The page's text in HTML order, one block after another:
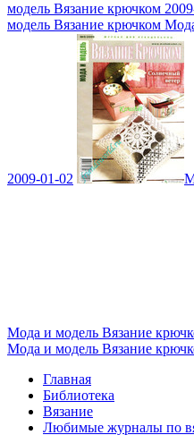
модель Вязание крючком
модель Вязание крючком
2009-01-02
Мода и модель Вязание
Мода и модель Вязание
Главная
Библиотека
Вязание
Любимые журналы по